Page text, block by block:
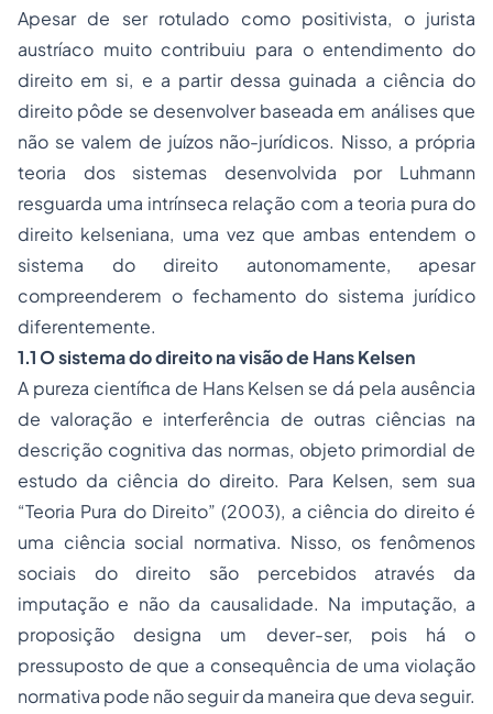
Apesar de ser rotulado como positivista, o jurista
austríaco muito contribuiu para o entendimento do
direito em si, e a partir dessa guinada a ciência do
direito pôde se desenvolver baseada em análises que
não se valem de juízos não-jurídicos. Nisso, a própria
teoria dos sistemas desenvolvida por Luhmann
resguarda uma intrínseca relação com a teoria pura do
direito kelseniana, uma vez que ambas entendem o
sistema do direito autonomamente, apesar
compreenderem o fechamento do sistema jurídico
diferentemente.
1.1 O sistema do direito na visão de Hans Kelsen
A pureza científica de Hans Kelsen se dá pela ausência
de valoração e interferência de outras ciências na
descrição cognitiva das normas, objeto primordial de
estudo da ciência do direito. Para Kelsen, sem sua
“Teoria Pura do Direito” (2003), a ciência do direito é
uma ciência social normativa. Nisso, os fenômenos
sociais do direito são percebidos através da
imputação e não da causalidade. Na imputação, a
proposição designa um dever-ser, pois há o
pressuposto de que a consequência de uma violação
normativa pode não seguir da maneira que deva seguir.